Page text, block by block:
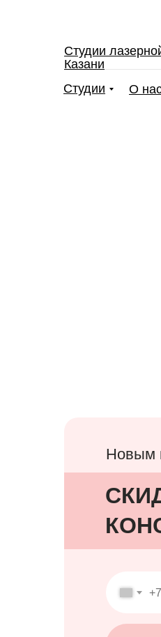
О
Студии
Студии
Казани
Новым
+7